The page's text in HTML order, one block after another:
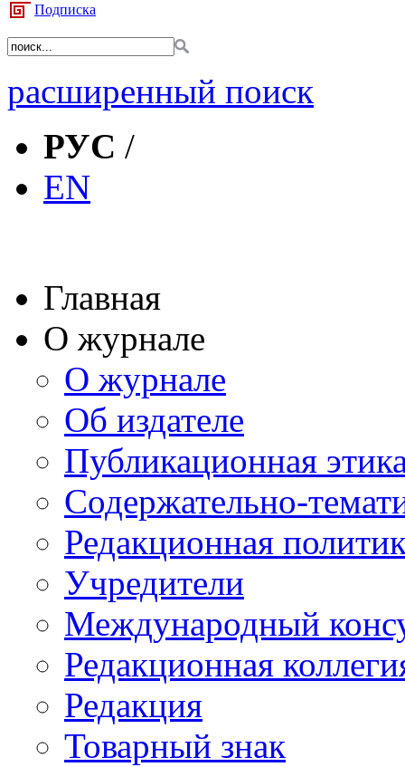
Подписка
расширенный поиск
РУС /
EN
Главная
О журнале
О журнале
Об издателе
Публикационная
Содержательно-
Редакционная
Учредители
Международный
Редакционная
Редакция
Товарный знак